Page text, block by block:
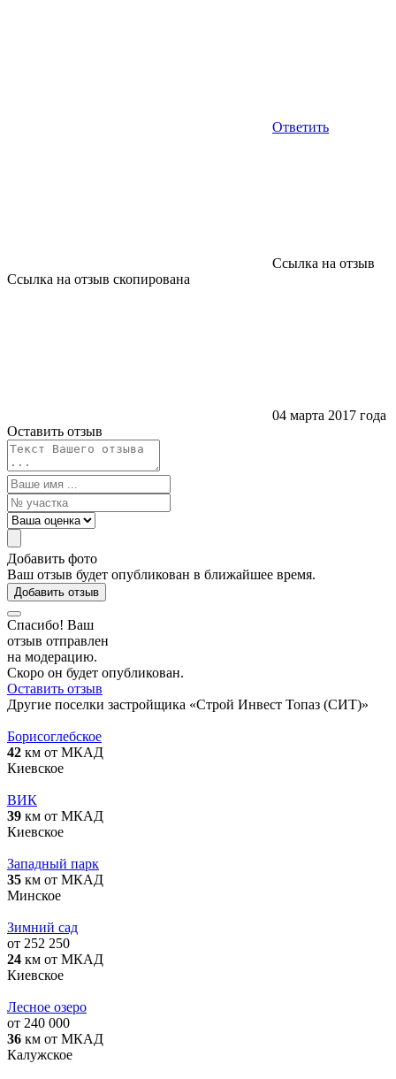
Ответить
Ссылка на отзыв
Ссылка на отзыв скопирована
04 марта 2017 года
Оставить отзыв
Добавить фото
Ваш отзыв будет опубликован в ближайшее время.
Добавить отзыв
Спасибо! Ваш
отзыв отправлен
на модерацию.
Скоро он будет опубликован.
Оставить отзыв
Другие поселки застройщика «Строй Инвест Топаз (СИТ)»
Борисоглебское
42 км от МКАД
Киевское
ВИК
39 км от МКАД
Киевское
Западный парк
35 км от МКАД
Минское
Зимний сад
от 252 250
24 км от МКАД
Киевское
Лесное озеро
от 240 000
36 км от МКАД
Калужское